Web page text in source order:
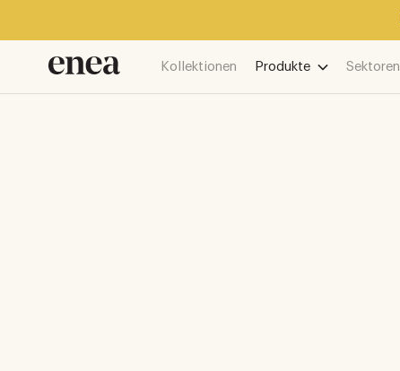
Kollektionen Produkte Sektoren